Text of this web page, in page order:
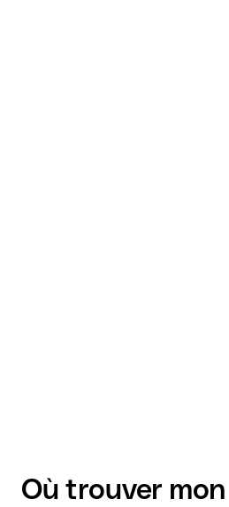
Où trouver